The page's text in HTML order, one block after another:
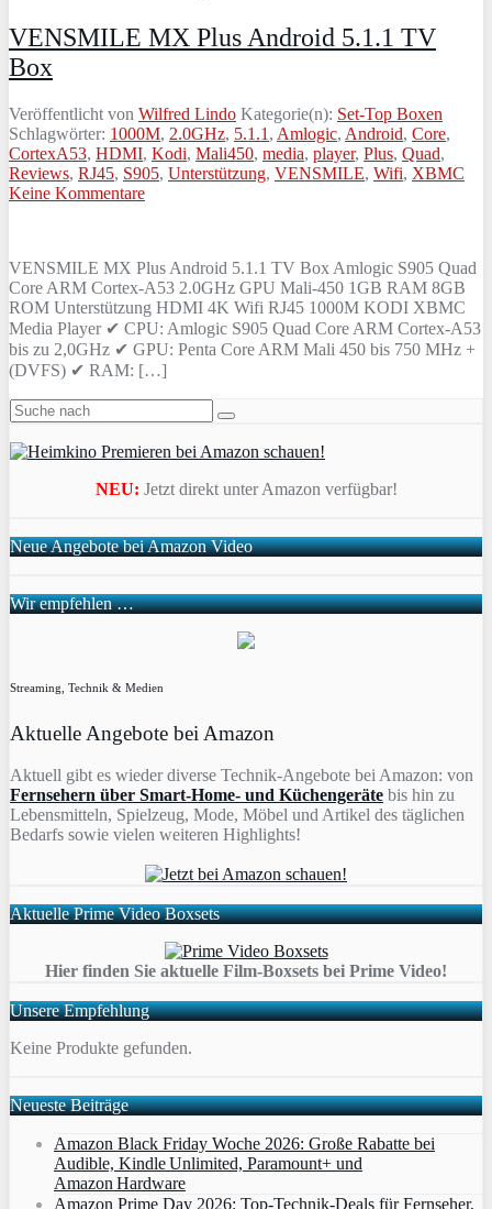
VENSMILE MX Plus Android 5.1.1 TV
Box
Veröffentlicht von Wilfred Lindo Kategorie(n): Set-Top Boxen
Schlagwörter: 1000M, 2.0GHz, 5.1.1 , Amlogic, Android, Core,
CortexA53, HDMI, Kodi, Mali450, media, player, Plus, Quad,
Reviews, RJ45, S905, Unterstützung, VENSMILE, Wifi, XBMC
Keine Kommentare
VENSMILE MX Plus Android 5.1.1 TV Box Amlogic S905 Quad
Core ARM Cortex-A53 2.0GHz GPU Mali-450 1GB RAM 8GB
ROM Unterstützung HDMI 4K Wifi RJ45 1000M KODI XBMC
Media Player ✔ CPU: Amlogic S905 Quad Core ARM Cortex-A53
bis zu 2,0GHz ✔ GPU: Penta Core ARM Mali 450 bis 750 MHz +
(DVFS) ✔ RAM: […]
NEU: Jetzt direkt unter Amazon verfügbar!
Neue Angebote bei Amazon Video
Wir empfehlen …
Streaming, Technik & Medien
Aktuelle Angebote bei Amazon
Aktuell gibt es wieder diverse Technik-Angebote bei Amazon: von
Fernsehern über Smart-Home- und Küchengeräte bis hin zu
Lebensmitteln, Spielzeug, Mode, Möbel und Artikel des täglichen
Bedarfs sowie vielen weiteren Highlights!
Aktuelle Prime Video Boxsets
Hier finden Sie aktuelle Film-Boxsets bei Prime Video!
Unsere Empfehlung
Keine Produkte gefunden.
Neueste Beiträge
Amazon Black Friday Woche 2026: Große Rabatte bei
Audible, Kindle Unlimited, Paramount+ und
Amazon Hardware
Amazon Prime Day 2026: Top-Technik-Deals für Fernseher,